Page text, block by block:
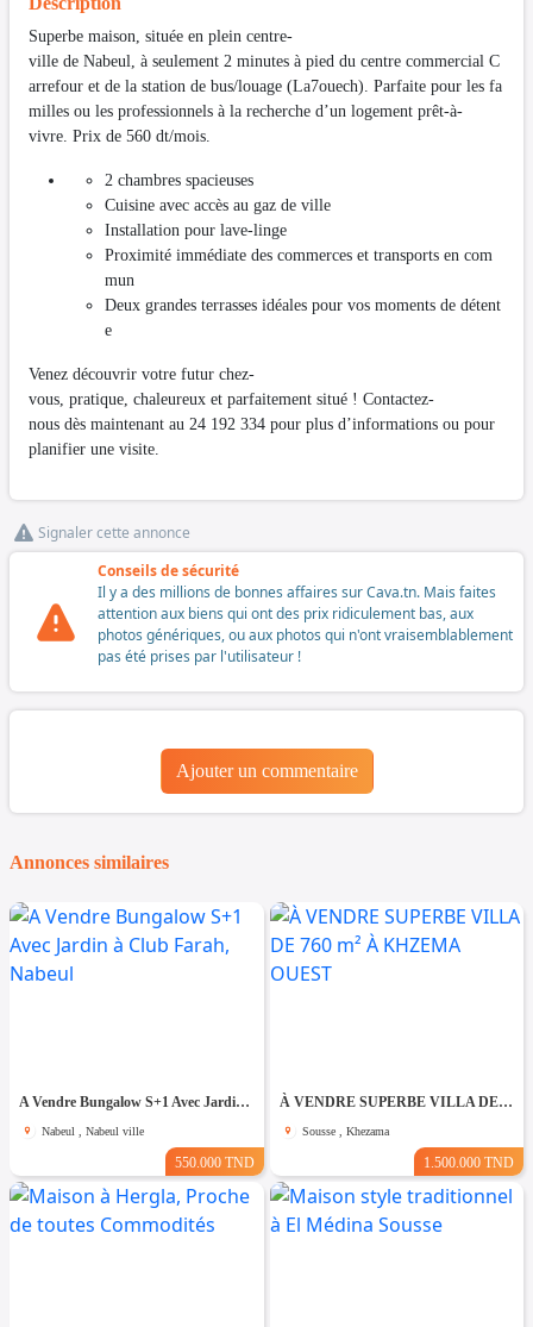
Superbe maison, située en plein centre-
ville de Nabeul, à seulement 2 minutes à pied du centre commercial C
arrefour et de la station de bus/louage (La7ouech). Parfaite pour les fa
milles ou les professionnels à la recherche d’un logement prêt-à-
vivre. Prix de 560 dt/mois.
2 chambres spacieuses
Cuisine avec accès au gaz de ville
Installation pour lave-linge
Proximité immédiate des commerces et transports en com
mun
Deux grandes terrasses idéales pour vos moments de détent
e
Venez découvrir votre futur chez-
vous, pratique, chaleureux et parfaitement situé ! Contactez-
nous dès maintenant au 24 192 334 pour plus d’informations ou pour
planifier une visite.
Signaler cette annonce
Conseils de sécurité
Il y a des millions de bonnes affaires sur Cava.tn. Mais faites
attention aux biens qui ont des prix ridiculement bas, aux
photos génériques, ou aux photos qui n'ont vraisemblablement
pas été prises par l'utilisateur !
Ajouter un commentaire
Annonces similaires
A Vendre Bungalow S+1 Avec Jardin à Club Farah, Nabeul
Nabeul , Nabeul ville
550.000 TND
À VENDRE SUPERBE VILLA DE 760 m² À KHZEMA OUEST
Sousse , Khezama
1.500.000 TND